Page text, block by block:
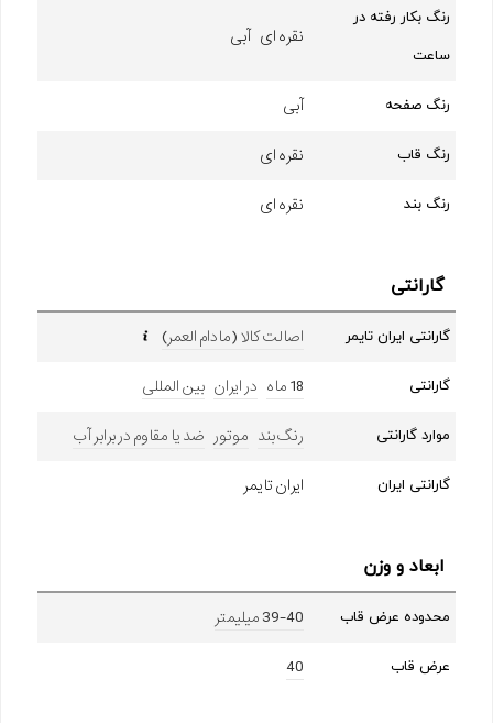
رنگ بکار رفته در
ساعت
نقره ای آبی
رنگ صفحه آبی
رنگ قاب نقره ای
رنگ بند نقره ای
گارانتی
گارانتی ایران تایمر اصالت کالا (مادام العمر)
گارانتی 18 ماه در ایران بین المللی
موارد گارانتی رنگ بند موتور ضد یا مقاوم در برابر آب
گارانتی ایران ایران تایمر
ابعاد و وزن
محدوده عرض قاب 39-40 میلیمتر
عرض قاب 40